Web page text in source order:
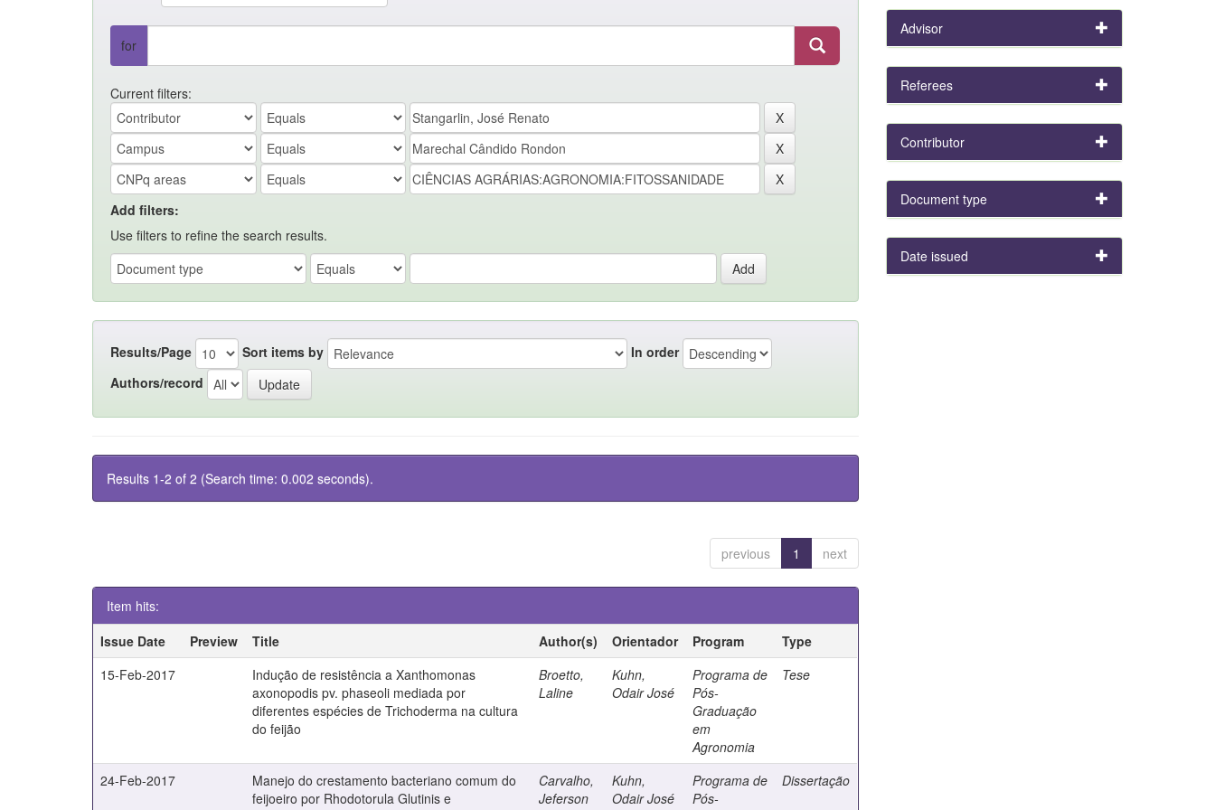
for
Current filters:
Add filters:
Use filters to refine the search results.
Results/Page Sort items by
In order
Authors/record
Results 1-2 of 2 (Search time: 0.002 seconds).
previous 1 next
Item hits:
Issue Date
Preview Title Author(s) Orientador Program
Type
15-Feb-2017
Indução de resistência a Xanthomonas
axonopodis pv. phaseoli mediada por
diferentes espécies de Trichoderma na cultura
do feijão
Broetto,
Laline
Kuhn,
Odair José
Programa de
Pós-
Graduação
em
Agronomia
Tese
24-Feb-2017
Manejo do crestamento bacteriano comum do
feijoeiro por Rhodotorula Glutinis e
Carvalho,
Jeferson
Kuhn,
Odair José
Programa de
Pós-
Dissertação
Advisor
Referees
Contributor
Document type
Date issued